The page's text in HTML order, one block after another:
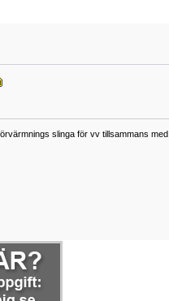
slinga för vv tillsammans